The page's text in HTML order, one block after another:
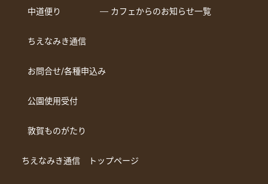
中道便り ― カフェからのお知らせ一覧
ちえなみき通信
お問合せ/各種申込み
公園使用受付
敦賀ものがたり
ちえなみき通信 トップページ